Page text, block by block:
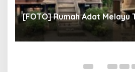
[FOTO] Rumah Adat Melayu